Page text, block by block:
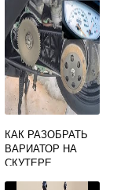
КАК РАЗОБРАТЬ
ВАРИАТОР НА
СКУТЕРЕ